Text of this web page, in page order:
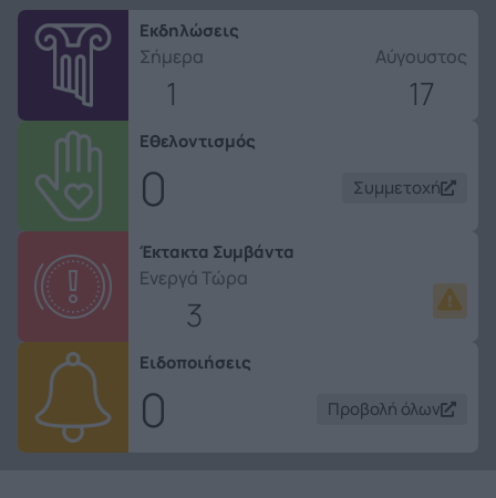
Εκδηλώσεις
Σήμερα
1
Αύγουστος
17
Εθελοντισμός
0 Συμμετοχή
Έκτακτα Συμβάντα
Ενεργά Τώρα
3
Ειδοποιήσεις
0 Προβολή όλων